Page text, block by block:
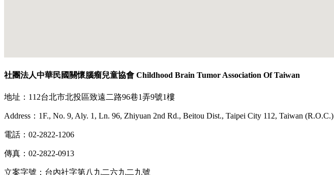
社團法人中華民國關懷腦瘤兒童協會 Childhood Brain Tumor Association Of Taiwan
地址：112台北市北投區致遠二路96巷1弄9號1樓
Address：1F., No. 9, Aly. 1, Ln. 96, Zhiyuan 2nd Rd., Beitou Dist., Taipei City 112, Taiwan (R.O.C.)
電話：02-2822-1206
傳真：02-2822-0913
立案字號：台內社字第八九二六九二九號